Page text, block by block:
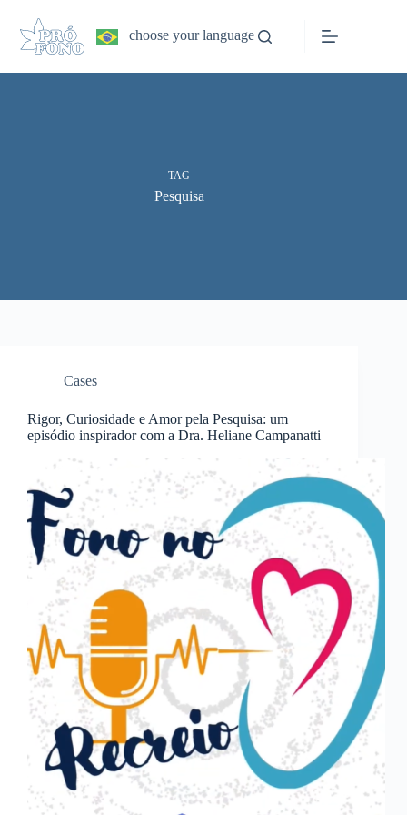
conteúdo
choose your language
TAG
Pesquisa
Cases
Rigor, Curiosidade e Amor pela Pesquisa: um
episódio inspirador com a Dra. Heliane Campanatti